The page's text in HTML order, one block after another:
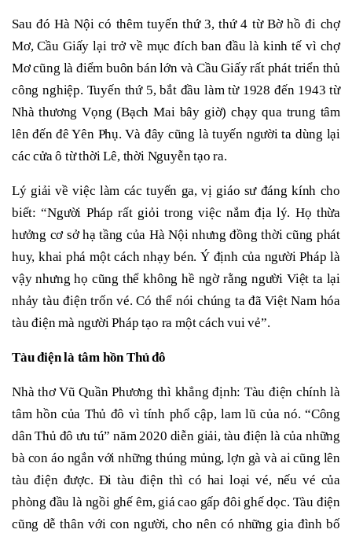
Sau đó Hà Nội có thêm tuyến thứ 3, thứ 4 từ Bờ hồ đi chợ
Mơ, Cầu Giấy lại trở về mục đích ban đầu là kinh tế vì chợ
Mơ cũng là điểm buôn bán lớn và Cầu Giấy rất phát triển thủ
công nghiệp. Tuyến thứ 5, bắt đầu làm từ 1928 đến 1943 từ
Nhà thương Vọng (Bạch Mai bây giờ) chạy qua trung tâm
lên đến đê Yên Phụ. Và đây cũng là tuyến người ta dùng lại
các cửa ô từ thời Lê, thời Nguyễn tạo ra.
Lý giải về việc làm các tuyến ga, vị giáo sư đáng kính cho
biết: “Người Pháp rất giỏi trong việc nắm địa lý. Họ thừa
hưởng cơ sở hạ tầng của Hà Nội nhưng đồng thời cũng phát
huy, khai phá một cách nhạy bén. Ý định của người Pháp là
vậy nhưng họ cũng thể không hề ngờ rằng người Việt ta lại
nhảy tàu điện trốn vé. Có thể nói chúng ta đã Việt Nam hóa
tàu điện mà người Pháp tạo ra một cách vui vẻ”.
Tàu điện là tâm hồn Thủ đô
Nhà thơ Vũ Quần Phương thì khẳng định: Tàu điện chính là
tâm hồn của Thủ đô vì tính phổ cập, lam lũ của nó. “Công
dân Thủ đô ưu tú” năm 2020 diễn giải, tàu điện là của những
bà con áo ngắn với những thúng mủng, lợn gà và ai cũng lên
tàu điện được. Đi tàu điện thì có hai loại vé, nếu vé của
phòng đầu là ngồi ghế êm, giá cao gấp đôi ghế dọc. Tàu điện
cũng dễ thân với con người, cho nên có những gia đình bố